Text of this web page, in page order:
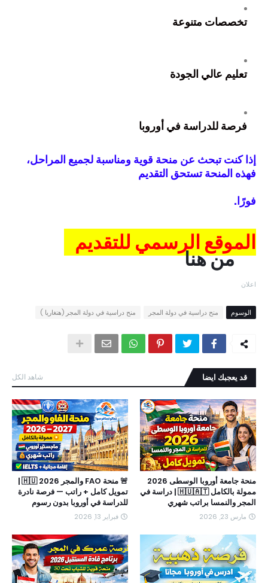
تخصصات متنوعة
تعليم عالي الجودة
فرصة للدراسة في أوروبا
إذا كنت تبحث عن منحة قوية ومناسبة لجميع المراحل،
فهذه المنحة تستحق التقديم
فورًا.
الموقع الرسمي للتقديم
من هنا
اعلان
الوسوم منح دراسية في دولة المجر منح دراسية في دولة المجر (هنغاريا )
قد يعجبك ايضا شاهد الكل
منحة جامعة أوروبا الوسطى 2026
ممولة بالكامل 🇭🇺🇦🇹 | دراسة في
المجر والنمسا براتب شهري
مارس 23, 2026
🚨 منحة FAO والمجر 2026 🇭🇺 |
تمويل كامل + راتب — فرصة نادرة
للدراسة في أوروبا بدون رسوم
فبراير 13, 2026